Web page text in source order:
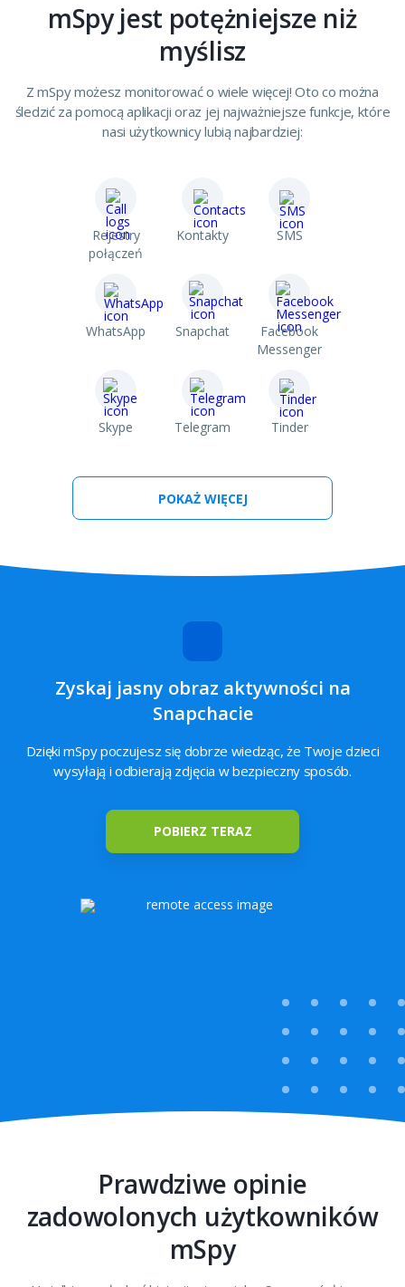
mSpy jest potężniejsze niż
myślisz
Z mSpy możesz monitorować o wiele więcej! Oto co można
śledzić za pomocą aplikacji oraz jej najważniejsze funkcje, które
nasi użytkownicy lubią najbardziej:
Rejestry
połączeń
Kontakty SMS
WhatsApp Snapchat
Facebook
Messenger
Skype Telegram Tinder
Line Viber Kik
Aktualna
aplikacje
media
przeglądania
Blokowanie
POKAŻ WIĘCEJ
Zyskaj jasny obraz aktywności na
Snapchacie
Dzięki mSpy poczujesz się dobrze wiedząc, że Twoje dzieci
wysyłają i odbierają zdjęcia w bezpieczny sposób.
POBIERZ TERAZ
Prawdziwe opinie
zadowolonych użytkowników
mSpy